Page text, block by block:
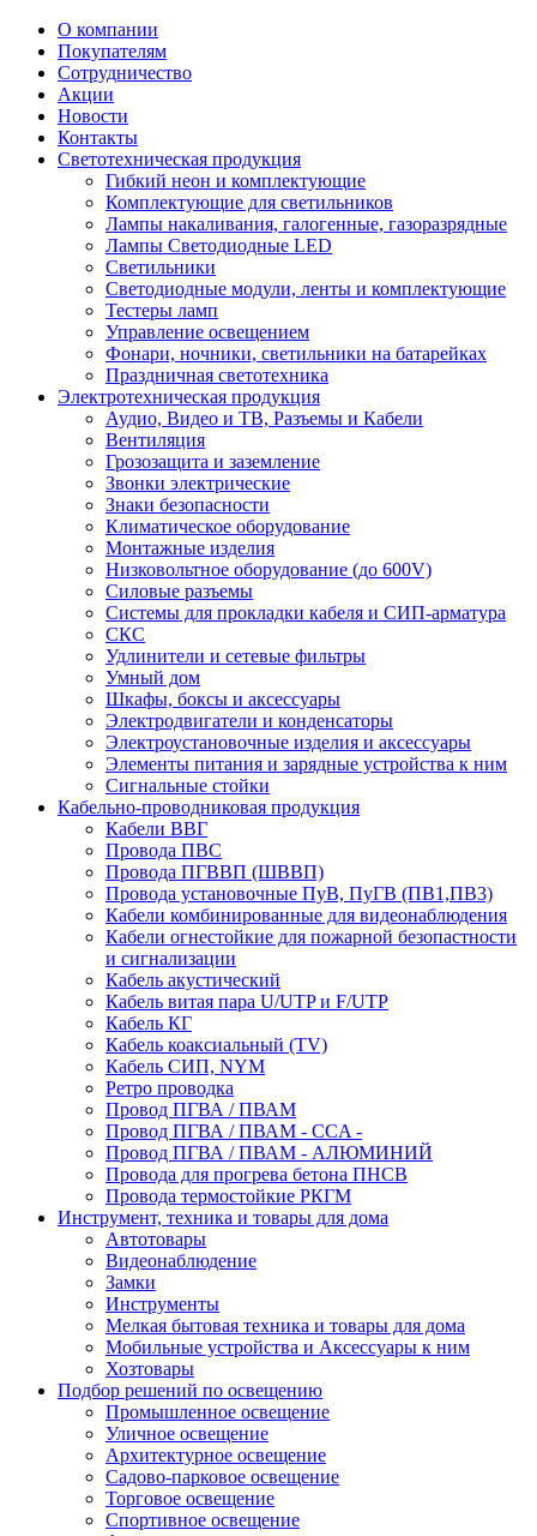
О компании
Покупателям
Сотрудничество
Акции
Новости
Контакты
Светотехническая продукция
Гибкий неон и комплектующие
Комплектующие для светильников
Лампы накаливания, галогенные, газоразрядные
Лампы Светодиодные LED
Светильники
Светодиодные модули, ленты и комплектующие
Тестеры ламп
Управление освещением
Фонари, ночники, светильники на батарейках
Праздничная светотехника
Электротехническая продукция
Аудио, Видео и ТВ, Разъемы и Кабели
Вентиляция
Грозозащита и заземление
Звонки электрические
Знаки безопасности
Климатическое оборудование
Монтажные изделия
Низковольтное оборудование (до 600V)
Силовые разъемы
Системы для прокладки кабеля и СИП-арматура
СКС
Удлинители и сетевые фильтры
Умный дом
Шкафы, боксы и аксессуары
Электродвигатели и конденсаторы
Электроустановочные изделия и аксессуары
Элементы питания и зарядные устройства к ним
Сигнальные стойки
Кабельно-проводниковая продукция
Кабели ВВГ
Провода ПВС
Провода ПГВВП (ШВВП)
Провода установочные ПуВ, ПуГВ (ПВ1,ПВ3)
Кабели комбинированные для видеонаблюдения
Кабели огнестойкие для пожарной безопастности
и сигнализации
Кабель акустический
Кабель витая пара U/UTP и F/UTP
Кабель КГ
Кабель коаксиальный (TV)
Кабель СИП, NYM
Ретро проводка
Провод ПГВА / ПВАМ
Провод ПГВА / ПВАМ - CCA -
Провод ПГВА / ПВАМ - АЛЮМИНИЙ
Провода для прогрева бетона ПНСВ
Провода термостойкие РКГМ
Инструмент, техника и товары для дома
Автотовары
Видеонаблюдение
Замки
Инструменты
Мелкая бытовая техника и товары для дома
Мобильные устройства и Аксессуары к ним
Хозтовары
Подбор решений по освещению
Промышленное освещение
Уличное освещение
Архитектурное освещение
Садово-парковое освещение
Торговое освещение
Спортивное освещение